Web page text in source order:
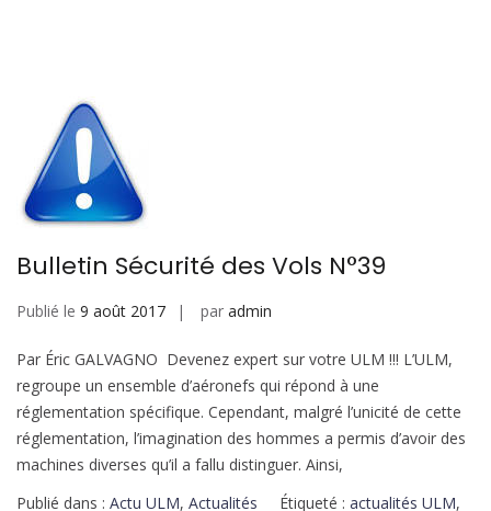
Bulletin Sécurité des Vols N°39
Publié le 9 août 2017 par admin
Par Éric GALVAGNO Devenez expert sur votre ULM !!! L’ULM,
regroupe un ensemble d’aéronefs qui répond à une
réglementation spécifique. Cependant, malgré l’unicité de cette
réglementation, l’imagination des hommes a permis d’avoir des
machines diverses qu’il a fallu distinguer. Ainsi,
Publié dans : Actu ULM, Actualités Étiqueté : actualités ULM,